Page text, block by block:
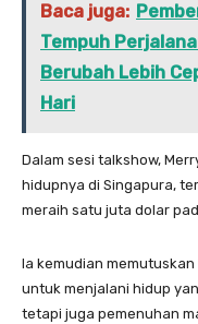
Baca juga:
Tempuh
Berubah Lebih
Hari
Dalam sesi talkshow,
hidupnya di Singapura,
meraih satu juta dolar
Ia kemudian
untuk menjalani hidup
tetapi juga pemenuhan